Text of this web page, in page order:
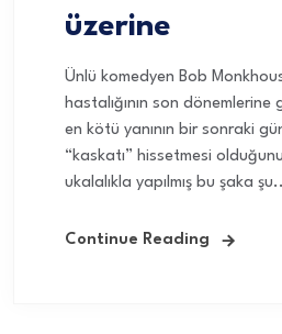
üzerine
Ünlü komedyen Bob
hastalığının son
en kötü yanının bir sonraki
“kaskatı” hissetmesi
ukalalıkla yapılmış bu şaka
Continue Reading